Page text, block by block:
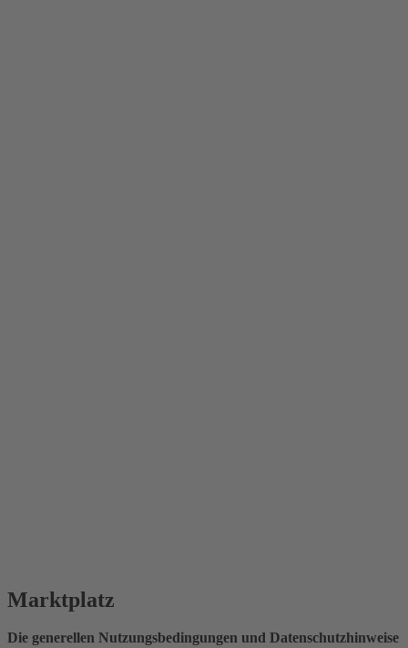
Marktplatz
Die generellen Nutzungsbedingungen und Datenschutzhinweise